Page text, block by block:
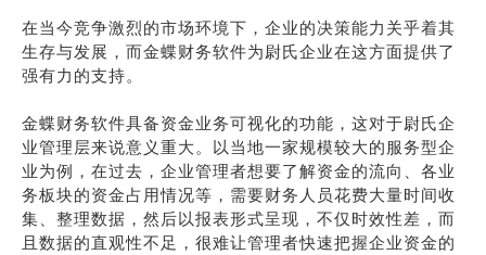
在当今竞争激烈的市场环境下，企业的决策能力关乎着其
生存与发展，而金蝶财务软件为尉氏企业在这方面提供了
强有力的支持。
金蝶财务软件具备资金业务可视化的功能，这对于尉氏企
业管理层来说意义重大。以当地一家规模较大的服务型企
业为例，在过去，企业管理者想要了解资金的流向、各业
务板块的资金占用情况等，需要财务人员花费大量时间收
集、整理数据，然后以报表形式呈现，不仅时效性差，而
且数据的直观性不足，很难让管理者快速把握企业资金的